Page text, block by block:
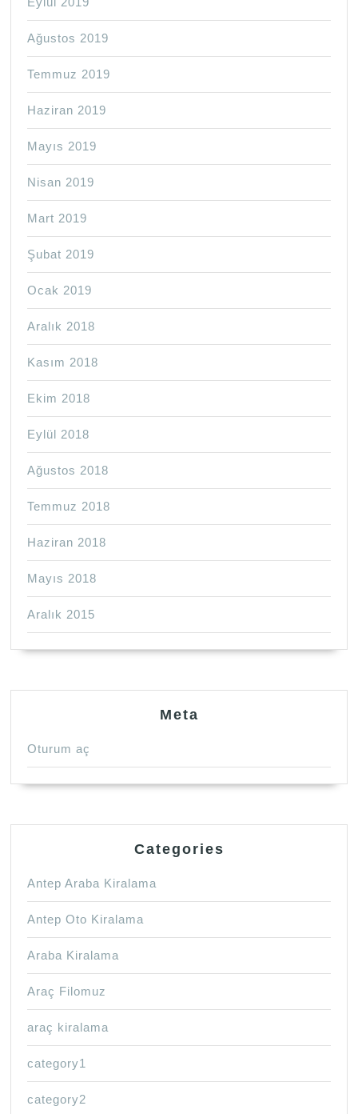
Ağustos 2019
Temmuz 2019
Haziran 2019
Mayıs 2019
Nisan 2019
Mart 2019
Şubat 2019
Ocak 2019
Aralık 2018
Kasım 2018
Ekim 2018
Eylül 2018
Ağustos 2018
Temmuz 2018
Haziran 2018
Mayıs 2018
Aralık 2015
Meta
Oturum aç
Categories
Antep Araba Kiralama
Antep Oto Kiralama
Araba Kiralama
Araç Filomuz
araç kiralama
category1
category2